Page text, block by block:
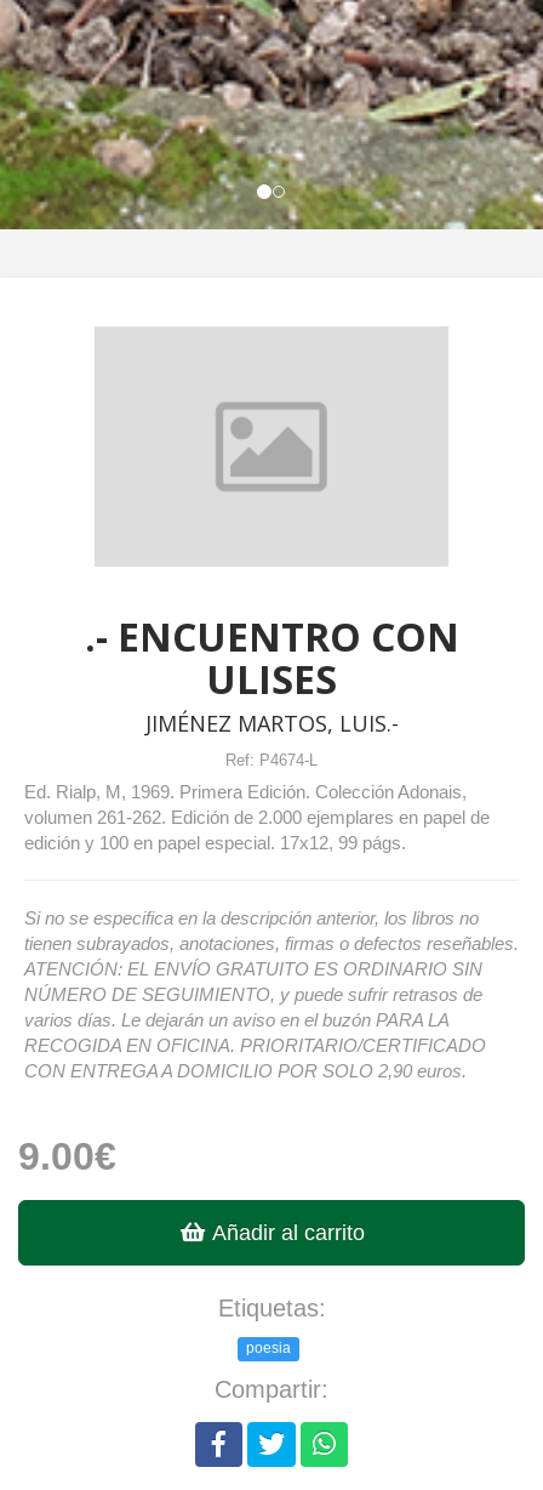
.- ENCUENTRO CON
ULISES
JIMÉNEZ MARTOS, LUIS.-
Ref: P4674-L
Ed. Rialp, M, 1969. Primera Edición. Colección Adonais,
volumen 261-262. Edición de 2.000 ejemplares en papel de
edición y 100 en papel especial. 17x12, 99 págs.
Si no se especifica en la descripción anterior, los libros no
tienen subrayados, anotaciones, firmas o defectos reseñables.
ATENCIÓN: EL ENVÍO GRATUITO ES ORDINARIO SIN
NÚMERO DE SEGUIMIENTO, y puede sufrir retrasos de
varios días. Le dejarán un aviso en el buzón PARA LA
RECOGIDA EN OFICINA. PRIORITARIO/CERTIFICADO
CON ENTREGA A DOMICILIO POR SOLO 2,90 euros.
9.00€
Añadir al carrito
Etiquetas:
poesia
Compartir: